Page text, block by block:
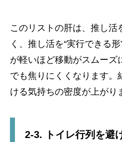
このリストの肝は、推し活
く、推し活を“実行できる
が軽いほど移動がスムーズ
でも焦りにくくなります。
ける気持ちの密度が上がり
2-3. トイレ行列を避